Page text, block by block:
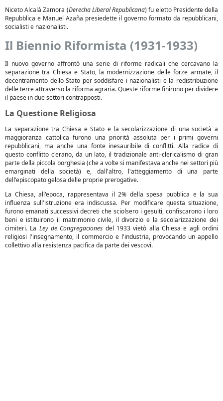
Niceto Alcalá Zamora (Derecha Liberal Republicana) fu eletto Presidente della
Repubblica e Manuel Azaña presiedette il governo formato da repubblicani,
socialisti e nazionalisti.
Il Biennio Riformista (1931-1933)
Il nuovo governo affrontò una serie di riforme radicali che cercavano la
separazione tra Chiesa e Stato, la modernizzazione delle forze armate, il
decentramento dello Stato per soddisfare i nazionalisti e la redistribuzione
delle terre attraverso la riforma agraria. Queste riforme finirono per dividere
il paese in due settori contrapposti.
La Questione Religiosa
La separazione tra Chiesa e Stato e la secolarizzazione di una società a
maggioranza cattolica furono una priorità assoluta per i primi governi
repubblicani, ma anche una fonte inesauribile di conflitti. Alla radice di
questo conflitto c'erano, da un lato, il tradizionale anti-clericalismo di gran
parte della piccola borghesia (che a volte si manifestava anche nei settori più
emarginati della società) e, dall'altro, l'atteggiamento di una parte
dell'episcopato gelosa delle proprie prerogative.
La Chiesa, all'epoca, rappresentava il 2% della spesa pubblica e la sua
influenza sull'istruzione era indiscussa. Per modificare questa situazione,
furono emanati successivi decreti che sciolsero i gesuiti, confiscarono i loro
beni e istituirono il matrimonio civile, il divorzio e la secolarizzazione dei
cimiteri. La Ley de Congregaciones del 1933 vietò alla Chiesa e agli ordini
religiosi l'insegnamento, il commercio e l'industria, provocando un appello
collettivo alla resistenza pacifica da parte dei vescovi.